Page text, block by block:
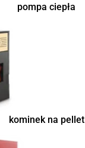
pompa ciepła
kominek na pellet